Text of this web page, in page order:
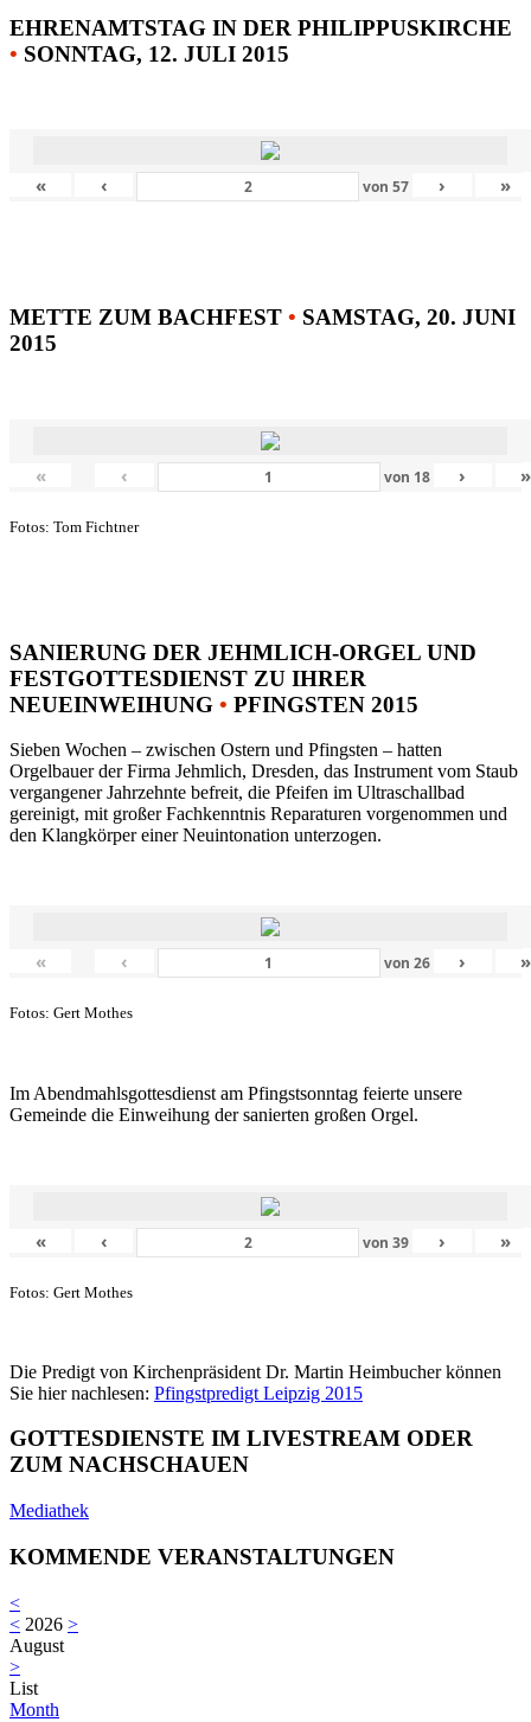
EHRENAMTSTAG IN DER PHILIPPUSKIRCHE
• SONNTAG, 12. JULI 2015
« ‹ von57 › »
METTE ZUM BACHFEST • SAMSTAG, 20. JUNI
2015
« ‹ von 18 › »
Fotos: Tom Fichtner
SANIERUNG DER JEHMLICH-ORGEL UND
FESTGOTTESDIENST ZU IHRER
NEUEINWEIHUNG • PFINGSTEN 2015
Sieben Wochen – zwischen Ostern und Pfingsten – hatten
Orgelbauer der Firma Jehmlich, Dresden, das Instrument vom Staub
vergangener Jahrzehnte befreit, die Pfeifen im Ultraschallbad
gereinigt, mit großer Fachkenntnis Reparaturen vorgenommen und
den Klangkörper einer Neuintonation unterzogen.
« ‹ von 26 › »
Fotos: Gert Mothes
Im Abendmahlsgottesdienst am Pfingstsonntag feierte unsere
Gemeinde die Einweihung der sanierten großen Orgel.
« ‹ von39 › »
Fotos: Gert Mothes
Die Predigt von Kirchenpräsident Dr. Martin Heimbucher können
Sie hier nachlesen: Pfingstpredigt Leipzig 2015
GOTTESDIENSTE IM LIVESTREAM ODER
ZUM NACHSCHAUEN
Mediathek
KOMMENDE VERANSTALTUNGEN
<
< 2026 >
August
>
List
Month